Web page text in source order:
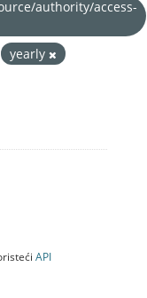
authority/access-
yearly
API